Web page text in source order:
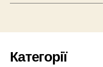
Категорії